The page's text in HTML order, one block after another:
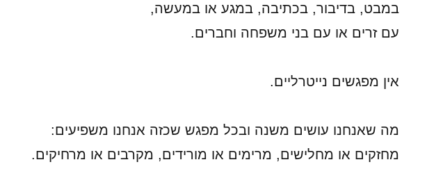
במבט, בדיבור, בכתיבה, במגע או במעשה,
עם זרים או עם בני משפחה וחברים.
אין מפגשים נייטרליים.
מה שאנחנו עושים משנה ובכל מפגש שכזה אנחנו משפיעים:
מחזקים או מחלישים, מרימים או מורידים, מקרבים או מרחיקים.